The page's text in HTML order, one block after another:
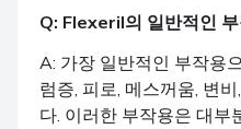
Q: Flexeril의 일반적인
A: 가장 일반적인 부작용
럼증, 피로, 메스꺼움, 변
다. 이러한 부작용은 대부